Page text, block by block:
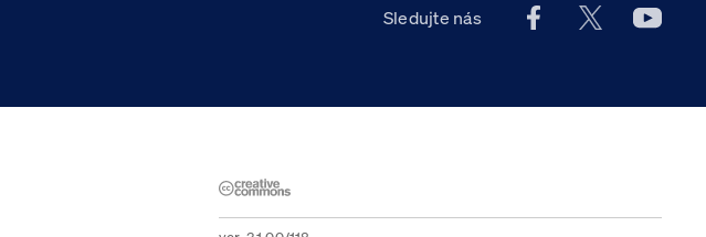
Sledujte nás Facebook účet
X účet